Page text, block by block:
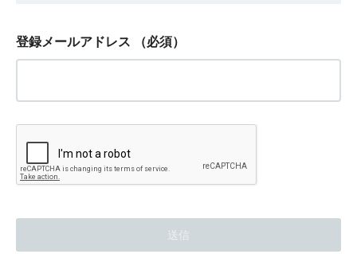
登録メールアドレス （必須）